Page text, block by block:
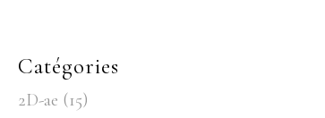
Catégories
2D-ae (15)